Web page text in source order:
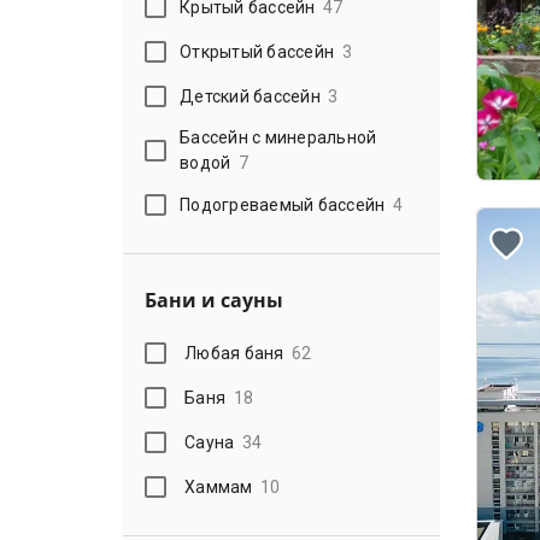
Крытый бассейн 47
Открытый бассейн 3
Детский бассейн 3
Бассейн с минеральной
водой 7
Подогреваемый бассейн 4
Бани и сауны
Любая баня 62
Баня 18
Сауна 34
Хаммам 10